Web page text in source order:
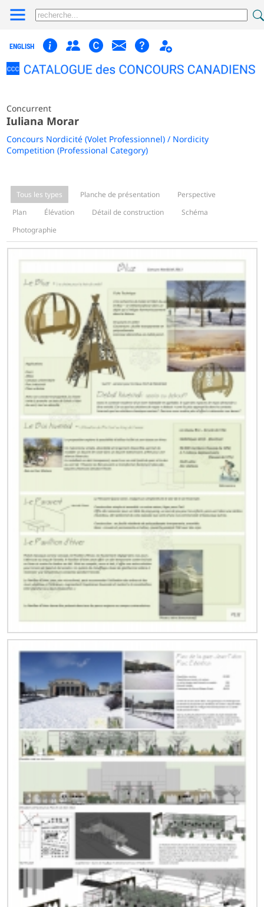
ENGLISH
Concurrent
Iuliana Morar
Concours Nordicité (Volet Professionnel) / Nordicity
Competition (Professional Category)
Tous les types Planche de présentation
Perspective
Plan
Élévation Détail de construction
Schéma
Photographie